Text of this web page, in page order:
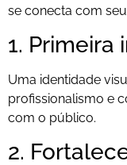
se conecta com
1. Primeira
Uma identidade
profissionalismo e
com o público.
2.